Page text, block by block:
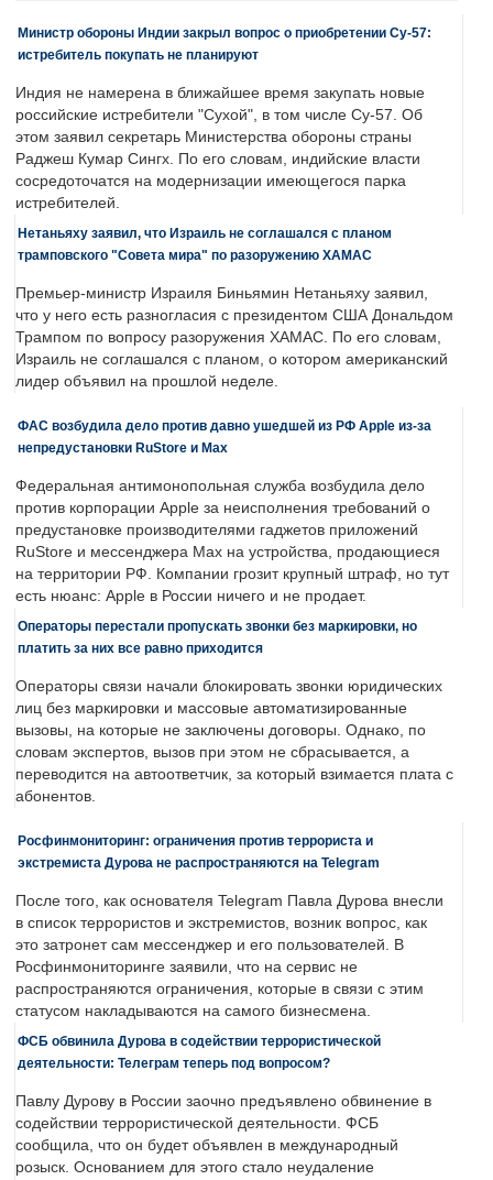
Министр обороны Индии закрыл вопрос о приобретении Су-57:
истребитель покупать не планируют
Индия не намерена в ближайшее время закупать новые
российские истребители "Сухой", в том числе Су-57. Об
этом заявил секретарь Министерства обороны страны
Раджеш Кумар Сингх. По его словам, индийские власти
сосредоточатся на модернизации имеющегося парка
истребителей.
Нетаньяху заявил, что Израиль не соглашался с планом
трамповского "Совета мира" по разоружению ХАМАС
Премьер-министр Израиля Биньямин Нетаньяху заявил,
что у него есть разногласия с президентом США Дональдом
Трампом по вопросу разоружения ХАМАС. По его словам,
Израиль не соглашался с планом, о котором американский
лидер объявил на прошлой неделе.
ФАС возбудила дело против давно ушедшей из РФ Apple из-за
непредустановки RuStore и Max
Федеральная антимонопольная служба возбудила дело
против корпорации Apple за неисполнения требований о
предустановке производителями гаджетов приложений
RuStore и мессенджера Max на устройства, продающиеся
на территории РФ. Компании грозит крупный штраф, но тут
есть нюанс: Apple в России ничего и не продает.
Операторы перестали пропускать звонки без маркировки, но
платить за них все равно приходится
Операторы связи начали блокировать звонки юридических
лиц без маркировки и массовые автоматизированные
вызовы, на которые не заключены договоры. Однако, по
словам экспертов, вызов при этом не сбрасывается, а
переводится на автоответчик, за который взимается плата с
абонентов.
Росфинмониторинг: ограничения против террориста и
экстремиста Дурова не распространяются на Telegram
После того, как основателя Telegram Павла Дурова внесли
в список террористов и экстремистов, возник вопрос, как
это затронет сам мессенджер и его пользователей. В
Росфинмониторинге заявили, что на сервис не
распространяются ограничения, которые в связи с этим
статусом накладываются на самого бизнесмена.
ФСБ обвинила Дурова в содействии террористической
деятельности: Телеграм теперь под вопросом?
Павлу Дурову в России заочно предъявлено обвинение в
содействии террористической деятельности. ФСБ
сообщила, что он будет объявлен в международный
розыск. Основанием для этого стало неудаление